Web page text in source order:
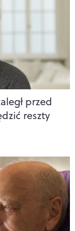
przed
reszty